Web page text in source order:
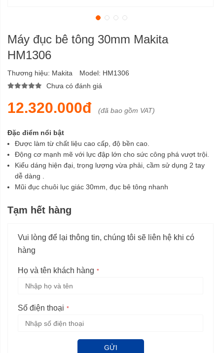
Máy đục bê tông 30mm Makita
HM1306
Thương hiệu: Makita Model: HM1306
Chưa có đánh giá
12.320.000đ (đã bao gồm VAT)
Đặc điểm nổi bật
Được làm từ chất liệu cao cấp, độ bền cao.
Động cơ mạnh mẽ với lực đập lớn cho sức công phá vượt trội.
Kiểu dáng hiện đại, trọng lượng vừa phải, cầm sử dụng 2 tay
dễ dàng .
Mũi đục chuôi lục giác 30mm, đục bê tông nhanh
Tạm hết hàng
Vui lòng để lại thông tin, chúng tôi sẽ liên hệ khi có
hàng
Họ và tên khách hàng
Số điện thoại
GỬI